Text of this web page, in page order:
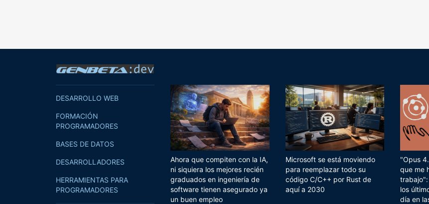
DESARROLLO WEB
FORMACIÓN
PROGRAMADORES
BASES DE DATOS
DESARROLLADORES
HERRAMIENTAS PARA
PROGRAMADORES
Ahora que compiten con la IA,
ni siquiera los mejores recién
graduados en ingeniería de
software tienen asegurado ya
un buen empleo
Microsoft se está moviendo
para reemplazar todo su
código C/C++ por Rust de
aquí a 2030
"Opus
que me
los
día en